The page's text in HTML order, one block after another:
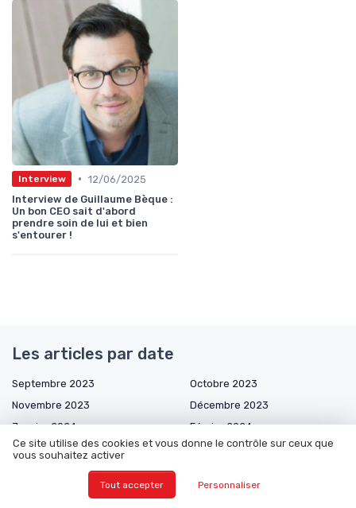
Interview • 12/06/2025
Interview de Guillaume Bèque :
Un bon CEO sait d'abord
prendre soin de lui et bien
s'entourer !
Les articles par date
Septembre 2023
Octobre 2023
Novembre 2023
Décembre 2023
Janvier 2024
Février 2024
Mars 2024
Avril 2024
Décembre 2024
Ce site utilise des cookies et vous donne le contrôle sur ceux que
vous souhaitez activer
Tout accepter Personnaliser